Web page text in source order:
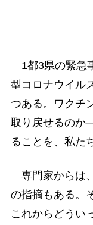
1都3県の緊急
型コロナウイル
つある。ワクチ
取り戻せるのか
ることを、私た
専門家からは
の指摘もある。
これからどうい